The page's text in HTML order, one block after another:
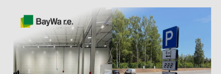
Produkti
Informācija